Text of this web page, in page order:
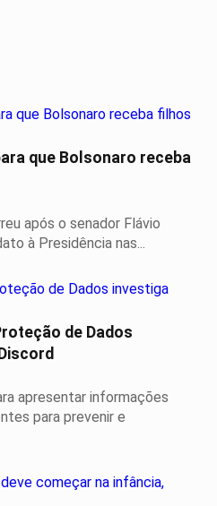
que Bolsonaro receba
após o senador Flávio
à Presidência nas...
de Dados
apresentar informações
para prevenir e